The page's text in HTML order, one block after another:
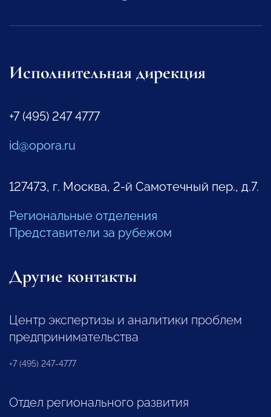
Исполнительная дирекция
+7 (495) 247 4777
id@opora.ru
127473, г. Москва, 2-й Самотечный пер., д.7.
Региональные отделения
Представители за рубежом
Другие контакты
Центр экспертизы и аналитики проблем
предпринимательства
+7 (495) 247-4777
Отдел регионального развития